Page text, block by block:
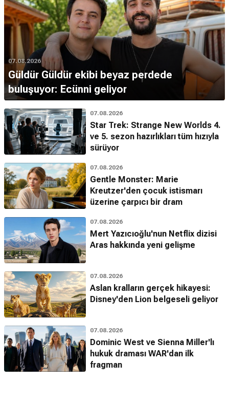
07.08.2026
Güldür Güldür ekibi beyaz perdede
buluşuyor: Ecünni geliyor
07.08.2026
Star Trek: Strange New Worlds 4.
ve 5. sezon hazırlıkları tüm hızıyla
sürüyor
07.08.2026
Gentle Monster: Marie
Kreutzer'den çocuk istismarı
üzerine çarpıcı bir dram
07.08.2026
Mert Yazıcıoğlu'nun Netflix dizisi
Aras hakkında yeni gelişme
07.08.2026
Aslan kralların gerçek hikayesi:
Disney'den Lion belgeseli geliyor
07.08.2026
Dominic West ve Sienna Miller'lı
hukuk draması WAR'dan ilk
fragman